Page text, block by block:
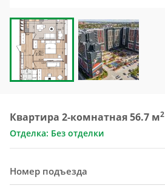
Квартира 2-комнатная 56.7 м2
Отделка: Без отделки
Номер подъезда